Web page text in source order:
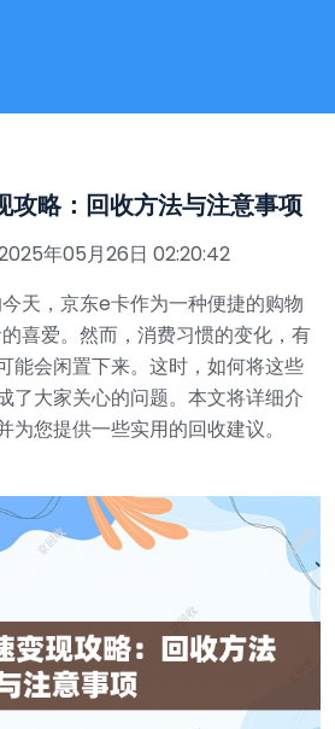
攻略：回收方法与注意事项
年05月26日 02:20:42
天，京东e卡作为一种便捷的购物
喜爱。然而，消费习惯的变化，有
能会闲置下来。这时，如何将这些
了大家关心的问题。本文将详细介
为您提供一些实用的回收建议。